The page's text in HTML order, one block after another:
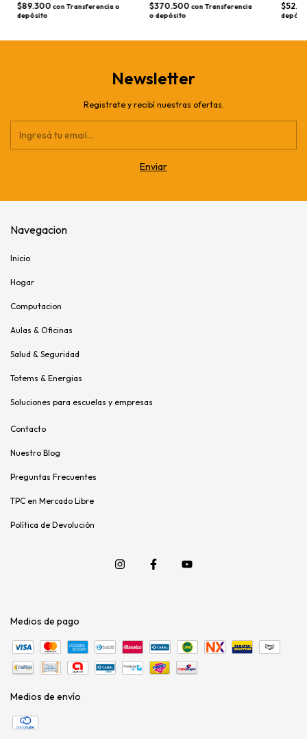
$89.300 con Transferencia o
depósito
$370.500 conTransferencia
o depósito
Newsletter
Registrate y recibí nuestras ofertas.
Navegacion
Inicio
Hogar
Computacion
Aulas & Oficinas
Salud & Seguridad
Totems & Energias
Soluciones para escuelas y empresas
Contacto
Nuestro Blog
Preguntas Frecuentes
TPC en Mercado Libre
Política de Devolución
Medios de pago
Medios de envío